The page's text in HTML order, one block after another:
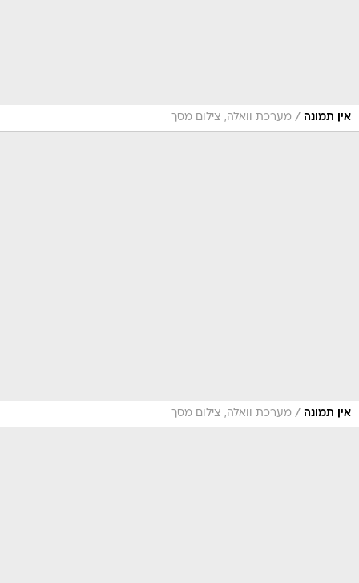
אין תמונה / מערכת וואלה, צילום מסך
אין תמונה / מערכת וואלה, צילום מסך